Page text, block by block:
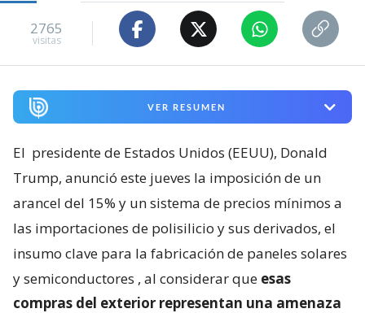
2765
visitas
VER RESUMEN
El presidente de Estados Unidos (EEUU), Donald
Trump, anunció este jueves la imposición de un
arancel del 15% y un sistema de precios mínimos a
las importaciones de polisilicio y sus derivados, el
insumo clave para la fabricación de paneles solares
y semiconductores , al considerar que esas
compras del exterior representan una amenaza